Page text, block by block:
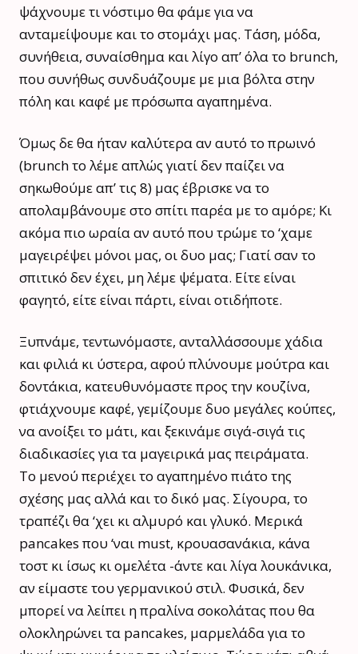
ψάχνουμε τι νόστιμο θα φάμε για να
ανταμείψουμε και το στομάχι μας. Τάση, μόδα,
συνήθεια, συναίσθημα και λίγο απ’ όλα το brunch,
που συνήθως συνδυάζουμε με μια βόλτα στην
πόλη και καφέ με πρόσωπα αγαπημένα.
Όμως δε θα ήταν καλύτερα αν αυτό το πρωινό
(brunch το λέμε απλώς γιατί δεν παίζει να
σηκωθούμε απ’ τις 8) μας έβρισκε να το
απολαμβάνουμε στο σπίτι παρέα με το αμόρε; Κι
ακόμα πιο ωραία αν αυτό που τρώμε το ‘χαμε
μαγειρέψει μόνοι μας, οι δυο μας; Γιατί σαν το
σπιτικό δεν έχει, μη λέμε ψέματα. Είτε είναι
φαγητό, είτε είναι πάρτι, είναι οτιδήποτε.
Ξυπνάμε, τεντωνόμαστε, ανταλλάσσουμε χάδια
και φιλιά κι ύστερα, αφού πλύνουμε μούτρα και
δοντάκια, κατευθυνόμαστε προς την κουζίνα,
φτιάχνουμε καφέ, γεμίζουμε δυο μεγάλες κούπες,
να ανοίξει το μάτι, και ξεκινάμε σιγά-σιγά τις
διαδικασίες για τα μαγειρικά μας πειράματα.
Το μενού περιέχει το αγαπημένο πιάτο της
σχέσης μας αλλά και το δικό μας. Σίγουρα, το
τραπέζι θα ‘χει κι αλμυρό και γλυκό. Μερικά
pancakes που ‘ναι must, κρουασανάκια, κάνα
τοστ κι ίσως κι ομελέτα -άντε και λίγα λουκάνικα,
αν είμαστε του γερμανικού στιλ. Φυσικά, δεν
μπορεί να λείπει η πραλίνα σοκολάτας που θα
ολοκληρώνει τα pancakes, μαρμελάδα για το